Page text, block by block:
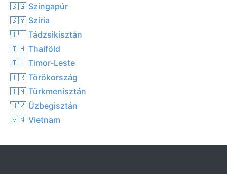
🇸🇬 Szingapúr
🇸🇾 Szíria
🇹🇯 Tádzsikisztán
🇹🇭 Thaiföld
🇹🇱 Timor-Leste
🇹🇷 Törökország
🇹🇲 Türkmenisztán
🇺🇿 Üzbegisztán
🇻🇳 Vietnam